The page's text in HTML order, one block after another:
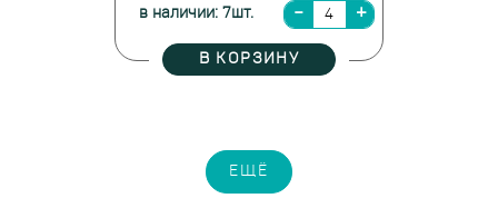
в наличии: 7шт.
В КОРЗИНУ
ЕЩЁ